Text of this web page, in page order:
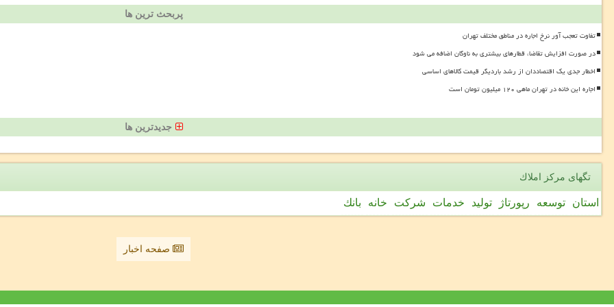
پربحث ترین ها
تفاوت تعجب آور نرخ اجاره در مناطق مختلف تهران
در صورت افزایش تقاضا، قطارهای بیشتری به ناوگان اضافه می شود
اخطار جدی یک اقتصاددان از رشد باردیگر قیمت کالاهای اساسی
اجاره این خانه در تهران ماهی ۱۲۰ میلیون تومان است
جدیدترین ها
تگهای مركز املاك
استان توسعه رپورتاژ تولید خدمات شركت خانه بانك
صفحه اخبار